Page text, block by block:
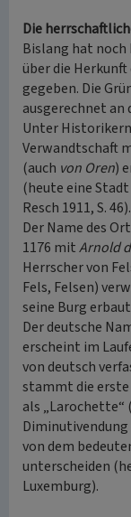
Die
Bislang hat noch
über die
gegeben. Die
ausgerechnet
Unter
Verwandtschaft
(auch von Oren)
(heute eine
Resch 1911, S. 46).
Der Name des
1176 mitArnold
Herrscher von
Fels, Felsen)
seine Burg
Der deutsche
erscheint im
von deutsch
stammt die
als „Larochette“
von dem
unterscheiden
Luxemburg).